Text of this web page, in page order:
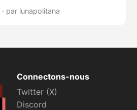
· par lunapolitana
Connectons-nous
Twitter (X)
Discord